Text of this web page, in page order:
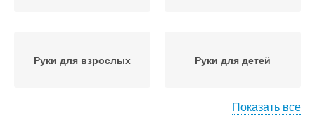
Руки для взрослых Руки для детей
Показать все